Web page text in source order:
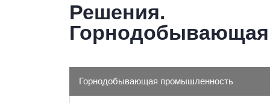
Решения.
Горнодобывающая промышленность